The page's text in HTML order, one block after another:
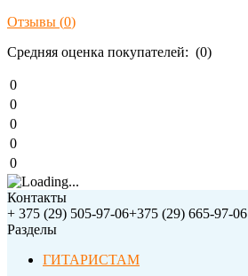
Отзывы (0)
Средняя оценка покупателей: (0)
0
0
0
0
0
Контакты
+ 375 (29) 505-97-06+375 (29) 665-97-06
Разделы
ГИТАРИСТАМ